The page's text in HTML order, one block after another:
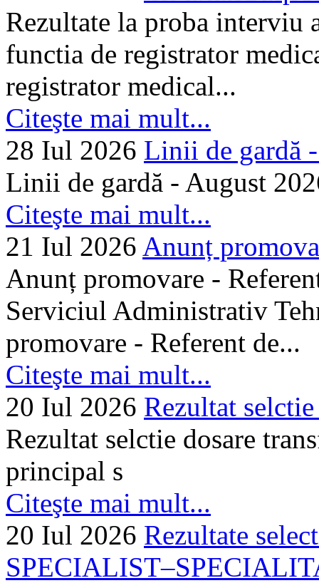
Rezultate la proba interviu
functia de registrator
registrator medical...
Citeşte mai mult...
28 Iul 2026 Linii de gardă
Linii de gardă - August
Citeşte mai mult...
21 Iul 2026 Anunț
Anunț promovare -
Serviciul Administrativ
promovare - Referent de...
Citeşte mai mult...
20 Iul 2026 Rezultat
Rezultat selctie dosare
principal s
Citeşte mai mult...
20 Iul 2026 Rezultate